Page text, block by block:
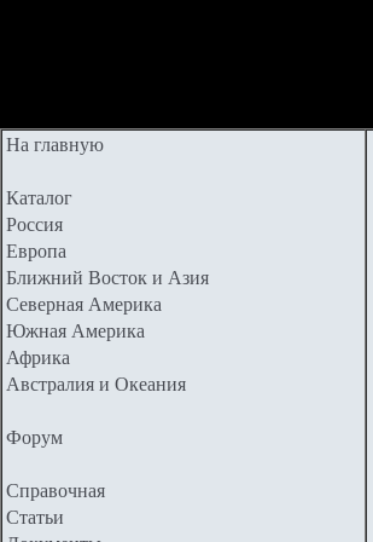
На главную
Каталог
Россия
Европа
Ближний Восток и Азия
Северная Америка
Южная Америка
Африка
Австралия и Океания
Форум
Справочная
Статьи